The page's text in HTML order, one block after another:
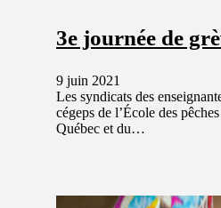
3e journée de
9 juin 2021
Les syndicats des
cégeps de l’École des
Québec et du…